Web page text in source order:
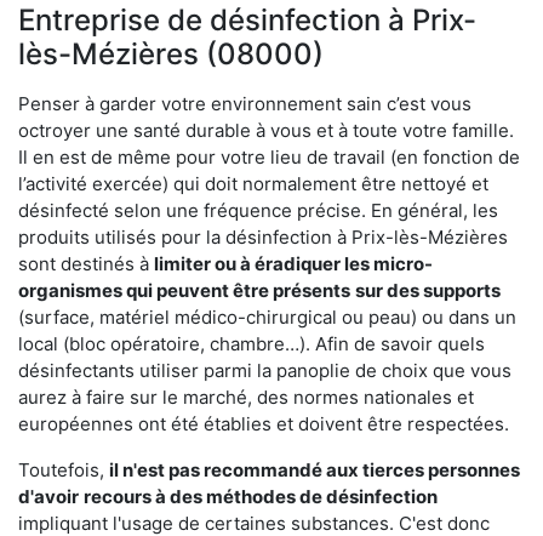
Entreprise de désinfection à Prix-
lès-Mézières (08000)
Penser à garder votre environnement sain c’est vous
octroyer une santé durable à vous et à toute votre famille.
Il en est de même pour votre lieu de travail (en fonction de
l’activité exercée) qui doit normalement être nettoyé et
désinfecté selon une fréquence précise. En général, les
produits utilisés pour la désinfection à Prix-lès-Mézières
sont destinés à limiter ou à éradiquer les micro-
organismes qui peuvent être présents sur des supports
(surface, matériel médico-chirurgical ou peau) ou dans un
local (bloc opératoire, chambre…). Afin de savoir quels
désinfectants utiliser parmi la panoplie de choix que vous
aurez à faire sur le marché, des normes nationales et
européennes ont été établies et doivent être respectées.
Toutefois, il n'est pas recommandé aux tierces personnes
d'avoir recours à des méthodes de désinfection
impliquant l'usage de certaines substances. C'est donc